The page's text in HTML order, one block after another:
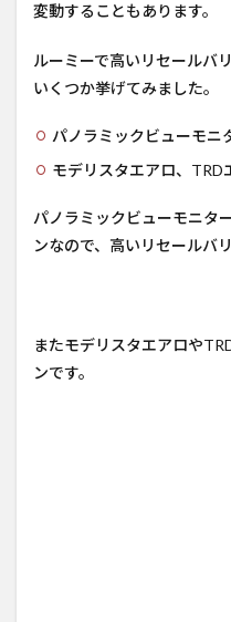
変動することもあります。
ルーミーで高いリセールバ
いくつか挙げてみました。
パノラミックビューモ
モデリスタエアロ、
パノラミックビューモニタ
ンなので、高いリセールバ
またモデリスタエアロや
ンです。